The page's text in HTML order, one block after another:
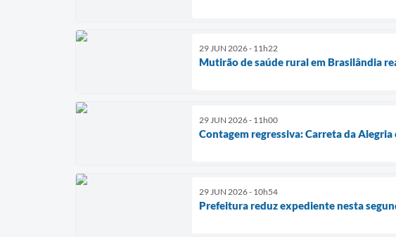
29 JUN 2026 - 11h22
Mutirão de saúde rural em Brasilândia
29 JUN 2026 - 11h00
Contagem regressiva: Carreta da
29 JUN 2026 - 10h54
Prefeitura reduz expediente nesta